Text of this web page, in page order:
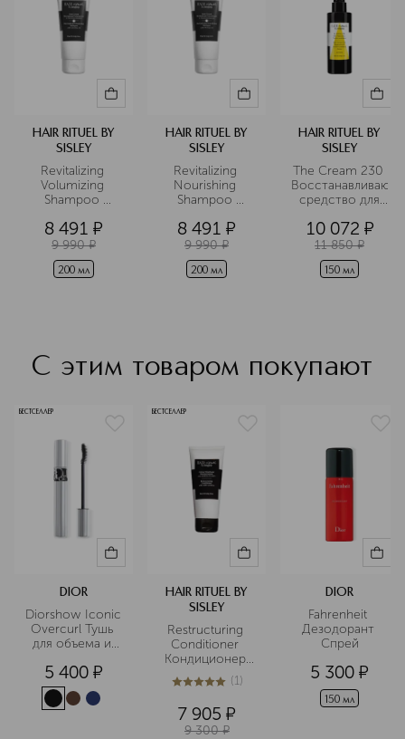
BENZOATE, POTASSIUM SORBATE, BENZOIC ACID,
PHENOXYETHANOL, PENTAERYTHRITYL TETRA-DI-T-
BUTYL HYDROXYHYDROCINNAMATE, LIMONENE,
CITRAL. IL#1A
HAIR RITUEL BY
SISLEY
Revitalizing
Volumizing
Shampoo
увеличения
объема волос с
маслом
камелии
8 491 ¤
9 990 ¤
200 мл
HAIR RITUEL BY
SISLEY
Revitalizing
Nourishing
Shampoo
питательный
шампунь
8 491 ¤
9 990 ¤
200 мл
HAIR RITUEL BY
SISLEY
The Cream 230
средство для
эффектом
термозащиты
10 072 ¤
11 850 ¤
150 мл
С этим товаром покупают
БЕСТСЕЛЛЕР
DIOR
Diorshow Iconic
Overcurl Тушь
для объема и
ресниц
5 400 ¤
БЕСТСЕЛЛЕР
HAIR RITUEL BY
SISLEY
Restructuring
Conditioner
Кондиционер
для волос с
протеинами
5из 51 (1)
7 905 ¤
9 300 ¤
DIOR
Fahrenheit
Дезодорант
Спрей
5 300 ¤
150 мл